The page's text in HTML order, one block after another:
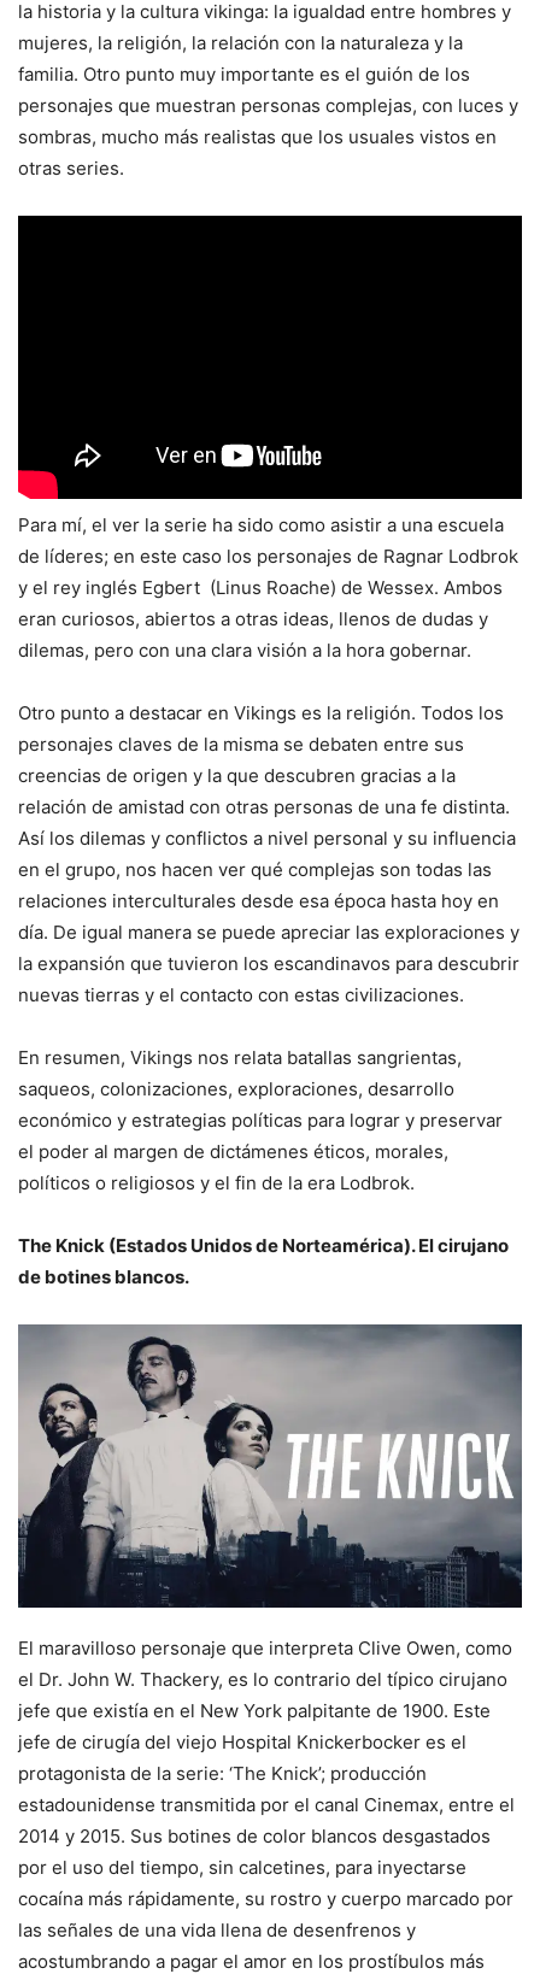
la historia y la cultura vikinga: la igualdad entre hombres y
mujeres, la religión, la relación con la naturaleza y la
familia. Otro punto muy importante es el guión de los
personajes que muestran personas complejas, con luces y
sombras, mucho más realistas que los usuales vistos en
otras series.
Para mí, el ver la serie ha sido como asistir a una escuela
de líderes; en este caso los personajes de Ragnar Lodbrok
y el rey inglés Egbert (Linus Roache) de Wessex. Ambos
eran curiosos, abiertos a otras ideas, llenos de dudas y
dilemas, pero con una clara visión a la hora gobernar.
Otro punto a destacar en Vikings es la religión. Todos los
personajes claves de la misma se debaten entre sus
creencias de origen y la que descubren gracias a la
relación de amistad con otras personas de una fe distinta.
Así los dilemas y conflictos a nivel personal y su influencia
en el grupo, nos hacen ver qué complejas son todas las
relaciones interculturales desde esa época hasta hoy en
día. De igual manera se puede apreciar las exploraciones y
la expansión que tuvieron los escandinavos para descubrir
nuevas tierras y el contacto con estas civilizaciones.
En resumen, Vikings nos relata batallas sangrientas,
saqueos, colonizaciones, exploraciones, desarrollo
económico y estrategias políticas para lograr y preservar
el poder al margen de dictámenes éticos, morales,
políticos o religiosos y el fin de la era Lodbrok.
The Knick (Estados Unidos de Norteamérica). El cirujano
de botines blancos.
El maravilloso personaje que interpreta Clive Owen, como
el Dr. John W. Thackery, es lo contrario del típico cirujano
jefe que existía en el New York palpitante de 1900. Este
jefe de cirugía del viejo Hospital Knickerbocker es el
protagonista de la serie: ‘The Knick’; producción
estadounidense transmitida por el canal Cinemax, entre el
2014 y 2015. Sus botines de color blancos desgastados
por el uso del tiempo, sin calcetines, para inyectarse
cocaína más rápidamente, su rostro y cuerpo marcado por
las señales de una vida llena de desenfrenos y
acostumbrando a pagar el amor en los prostíbulos más